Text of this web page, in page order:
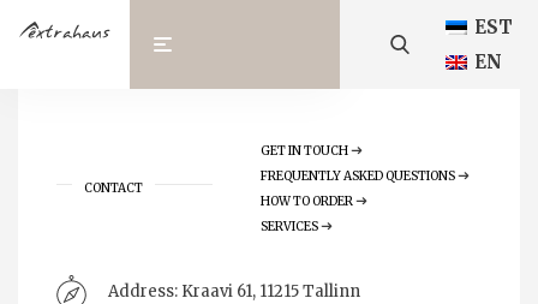
EST
EN
CONTACT
GET IN TOUCH
FREQUENTLY ASKED QUESTIONS
HOW TO ORDER
SERVICES
Address: Kraavi 61, 11215 Tallinn